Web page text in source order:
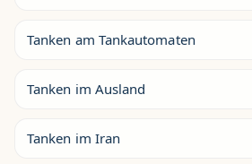
Tanken am Tankautomaten
Tanken im Ausland
Tanken im Iran